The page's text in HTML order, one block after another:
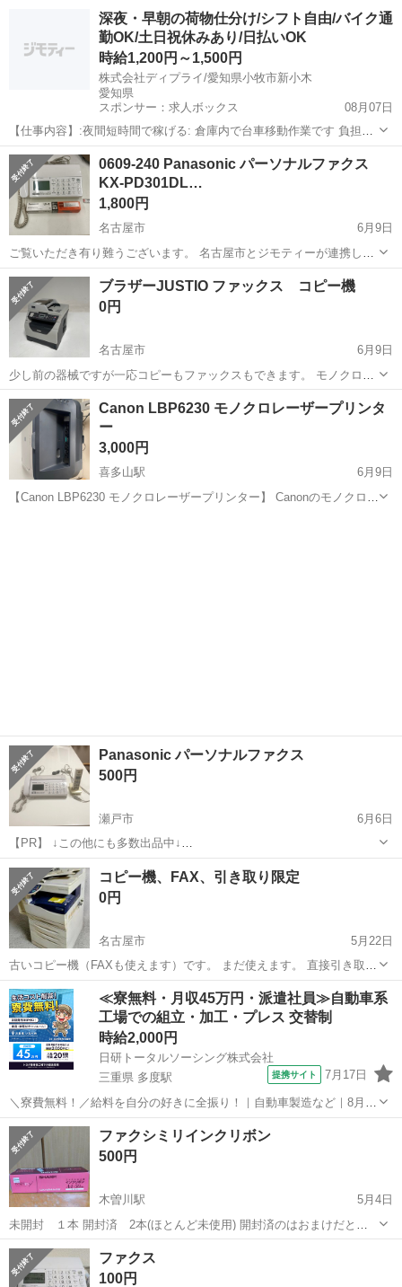
細は現地でご確認ください ・お値引きは出来かねます...
春日井市 電話、ＦＡＸ 現地
深夜・早朝の荷物仕分け/シフト自由/バイク通
勤OK/土日祝休みあり/日払いOK
時給1,200円～1,500円
株式会社ディプライ/愛知県小牧市新小木
愛知県
スポンサー：求人ボックス
08月07日
【仕事内容】:夜間短時間で稼げる: 倉庫内で台車移動作業です 負担少
なく安心して働けます! <こんな方におすすめ> ⏩夜間時間を活用した
い方 ⏩モクモク作業が好きな方 ⏩副業と両立したい方 <お仕事の魅力
> 深夜時給1500円で稼...
アルバイト・パート
0609-240 Panasonic パーソナルファクス
KX-PD301DL…
1,800円
名古屋市
6月9日
ご覧いただき有り難うございます。 名古屋市とジモティーが連携して
運営しています。 粗⼤ごみ等の減量を⽬的にまだ使えるものをリユー
スしています。 ★★★★★ ご自宅にある不要品を是非ジモティースポ
ットへお持ち込...
愛知 名古屋市 電話、ＦＡＸ リユース
ブラザーJUSTIO ファックス コピー機
0円
名古屋市
6月9日
少し前の器械ですが一応コピーもファックスもできます。 モノクロで
す。
愛知 名古屋市
Canon LBP6230 モノクロレーザープリンタ
ー
3,000円
喜多山駅
6月9日
【Canon LBP6230 モノクロレーザープリンター】 Canonのモノクロレ
Panasonic パーソナルファクス
500円
瀬戸市
6月6日
【PR】 ↓この他にも多数出品中↓
https://jmty.jp/profiles/567e96f6bc36168570009068 ■重要 「掲載され
ている品物について、まだ取引は可能でしょうか？」など定型文...
愛知 瀬戸市 電話、ＦＡＸ Panasonic
コピー機、FAX、引き取り限定
0円
名古屋市
5月22日
古いコピー機（FAXも使えます）です。 まだ使えます。 直接引き取り
限定です。
愛知 名古屋市 電話、ＦＡＸ コピー機
≪寮無料・月収45万円・派遣社員≫自動車系
工場での組立・加工・プレス 交替制
時給2,000円
日研トータルソーシング株式会社
三重県 多度駅
提携サイト 7月17日
＼寮費無料！／給料を自分の好きに全振り！｜自動車製造など｜8月入
社特典最大20万円！｜入社から半年後には時給2,050円！さらに長く働
くほど時給UP☆ トヨタ車の製造（組立・加工など） トヨタ車体各工
場でのミニバン・SUV...
三重 いなべ市 多度駅 その他
ファクシミリインクリボン
500円
木曽川駅
5月4日
未開封 １本 開封済 2本(ほとんど未使用) 開封済のはおまけだと思
ってください。 長期保管品です。 ご理解いただける方、ご検討くださ
い。 受け渡しはAPITA木曽川 早く対応していただける方を優先致しま
す
愛知 一宮市 木曽川駅
ファクス
100円